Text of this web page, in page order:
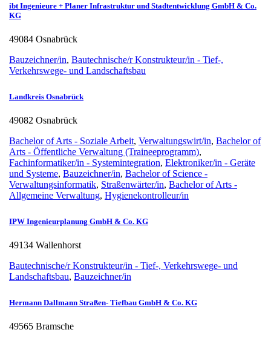
ibt Ingenieure + Planer Infrastruktur und Stadtentwicklung GmbH & Co.
KG
49084 Osnabrück
Bauzeichner/in, Bautechnische/r Konstrukteur/in - Tief-,
Verkehrswege- und Landschaftsbau
Landkreis Osnabrück
49082 Osnabrück
Bachelor of Arts - Soziale Arbeit, Verwaltungswirt/in, Bachelor of
Arts - Öffentliche Verwaltung (Traineeprogramm),
Fachinformatiker/in - Systemintegration, Elektroniker/in - Geräte
und Systeme, Bauzeichner/in, Bachelor of Science -
Verwaltungsinformatik, Straßenwärter/in, Bachelor of Arts -
Allgemeine Verwaltung, Hygienekontrolleur/in
IPW Ingenieurplanung GmbH & Co. KG
49134 Wallenhorst
Bautechnische/r Konstrukteur/in - Tief-, Verkehrswege- und
Landschaftsbau, Bauzeichner/in
Hermann Dallmann Straßen- Tiefbau GmbH & Co. KG
49565 Bramsche